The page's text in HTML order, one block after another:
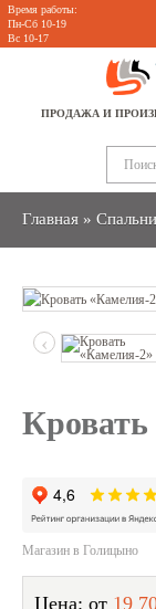
Время работы:
Пн-Сб 10-19
Вс 10-17
ПРОДАЖА И
Главная » Спальни
Sale
‹
Магазин в Голицыно
Цена: от 19